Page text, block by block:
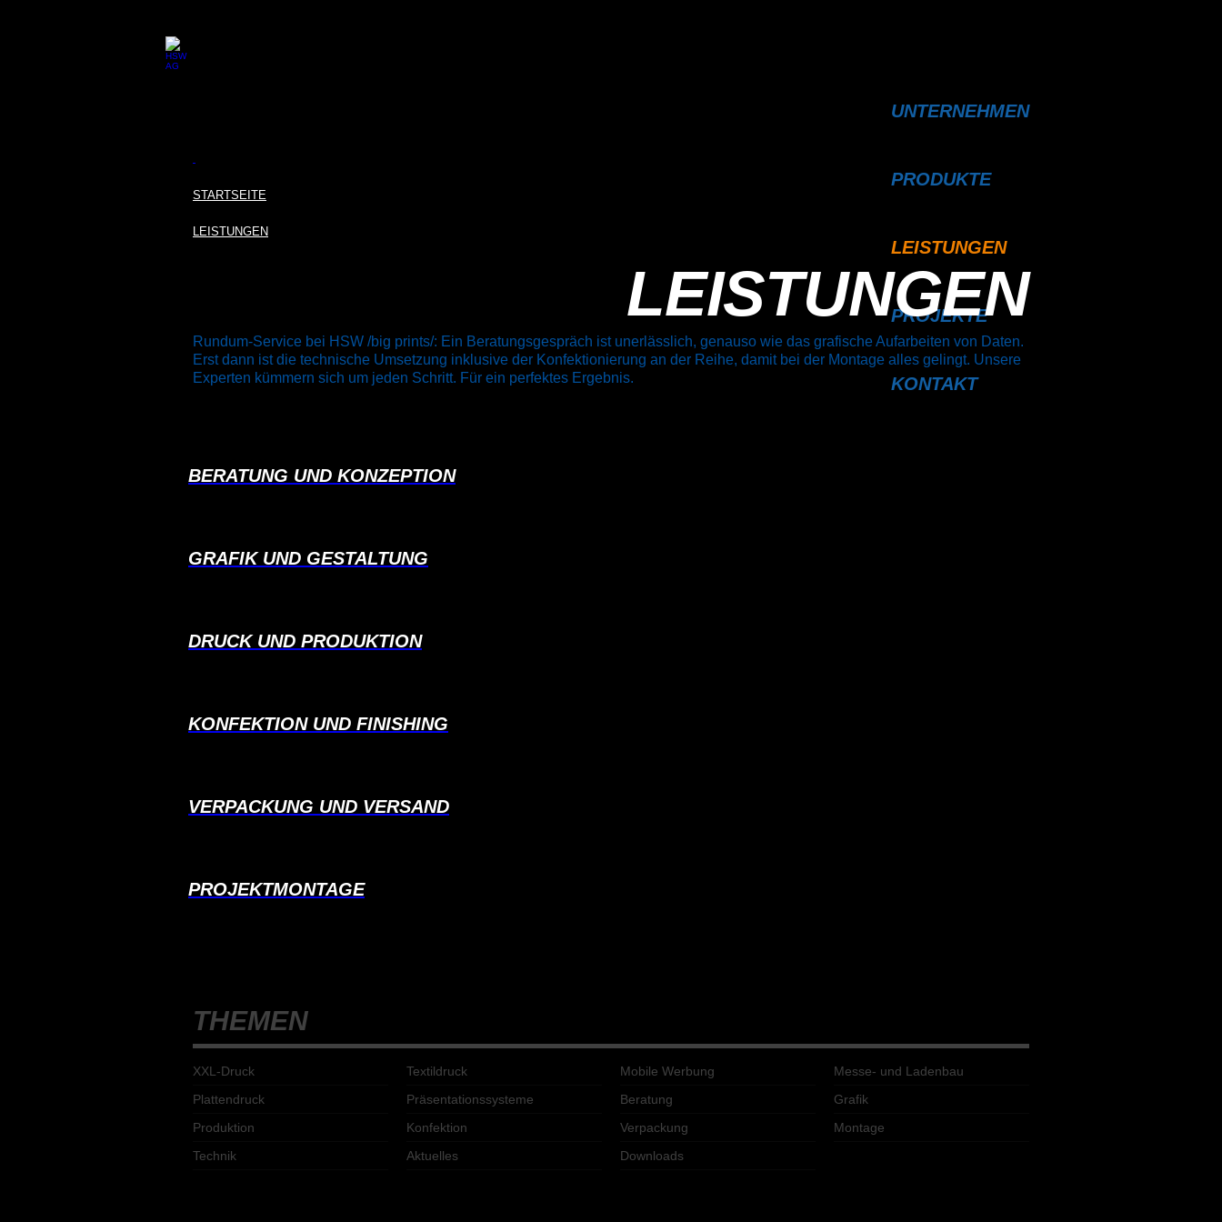
UNTERNEHMEN
PRODUKTE
LEISTUNGEN
PROJEKTE
KONTAKT
LEISTUNGEN
STARTSEITE
LEISTUNGEN
Rundum-Service bei HSW /big prints/: Ein Beratungsgespräch ist unerlässlich, genauso wie das grafische Aufarbeiten von Daten.
Erst dann ist die technische Umsetzung inklusive der Konfektionierung an der Reihe, damit bei der Montage alles gelingt. Unsere
Experten kümmern sich um jeden Schritt. Für ein perfektes Ergebnis.
BERATUNG UND KONZEPTION
GRAFIK UND GESTALTUNG
DRUCK UND PRODUKTION
KONFEKTION UND FINISHING
VERPACKUNG UND VERSAND
PROJEKTMONTAGE
THEMEN
XXL-Druck Textildruck Mobile Werbung
Messe- und Ladenbau
Plattendruck
Präsentationssysteme Beratung
Grafik
Produktion
Konfektion Verpackung
Montage
Technik
Aktuelles Downloads